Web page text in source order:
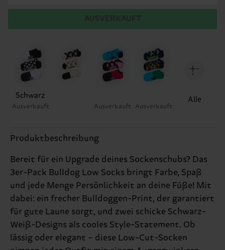
Schwarz
Ausverkauft Ausverkauft Ausverkauft
Alle
Produktbeschreibung
Bereit für ein Upgrade deines Sockenschubs? Das
3er-Pack Bulldog Low Socks bringt Farbe, Spaß
und jede Menge Persönlichkeit an deine Füße! Mit
dabei: ein frecher Bulldoggen-Print, der garantiert
für gute Laune sorgt, und zwei schicke Schwarz-
Weiß-Designs als cooles Style-Statement. Ob
lässig oder elegant – diese Low-Cut-Socken